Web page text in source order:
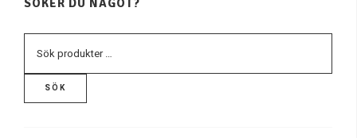
SÖKER DU NÅGOT?
SÖK